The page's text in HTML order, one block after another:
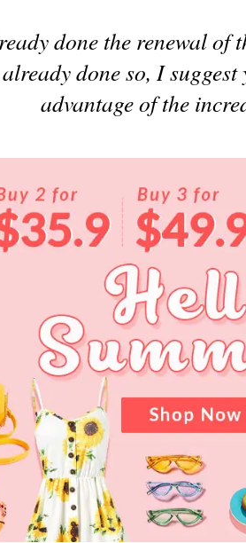
done the renewal of
done so, I
advantage of the